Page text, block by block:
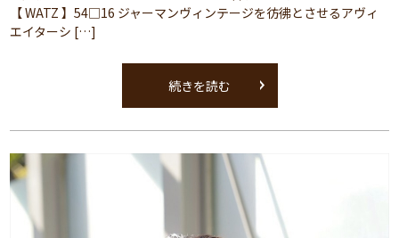
【 WATZ 】54□16 ジャーマンヴィンテージを彷彿とさせるアヴィ
エイターシ […]
続きを読む